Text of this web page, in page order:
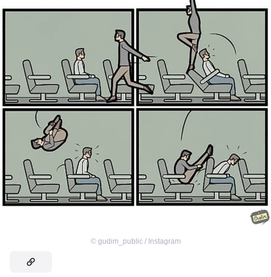
© gudim_public / Instagram